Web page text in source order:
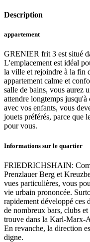
Description
appartement
GRENIER frit 3 est situé
L'emplacement est idéal
la ville et rejoindre à la fin
appartement calme et
salle de bains, vous aurez
attendre longtemps
avec vos enfants, vous
jouets préférés, parce que
pour vous.
Informations sur le quartier
FRIEDRICHSHAIN:
Prenzlauer Berg et
vues particulières, vous
vie urbain prononcée.
rapidement développé ces
de nombreux bars, clubs
trouve dans la Karl-Marx-
En revanche, la direction
digne.